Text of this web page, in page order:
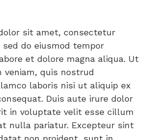
sit amet, consectetur
do eiusmod tempor
et dolore magna aliqua. Ut
veniam, quis nostrud
laboris nisi ut aliquip ex
Duis aute irure dolor
in voluptate velit esse cillum
nulla pariatur. Excepteur sint